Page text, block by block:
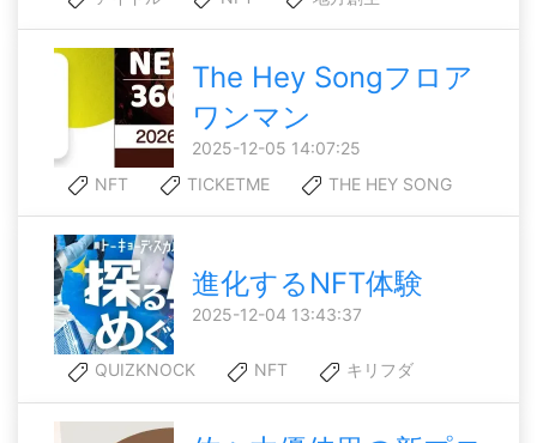
The Hey Songフロア
ワンマン
2025-12-05 14:07:25
NFT
TICKETME THE HEY SONG
進化するNFT体験
2025-12-04 13:43:37
QUIZKNOCK NFT キリフダ